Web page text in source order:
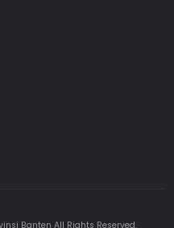
Banten All Rights Reserved.